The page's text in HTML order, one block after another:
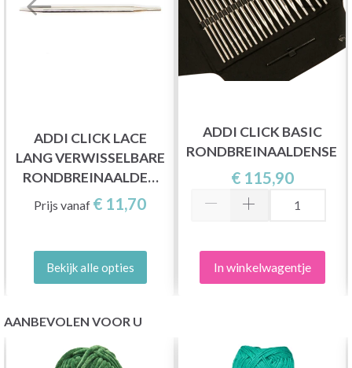
ADDI CLICK LACE
LANG VERWISSELBARE
RONDBREINAALDEN
(3,50-8,00 MM)
Prijs vanaf € 11,70
Bekijk alle opties
ADDI CLICK BASIC
RONDBREINAALDENSET
€ 115,90
In winkelwagentje
AANBEVOLEN VOOR U